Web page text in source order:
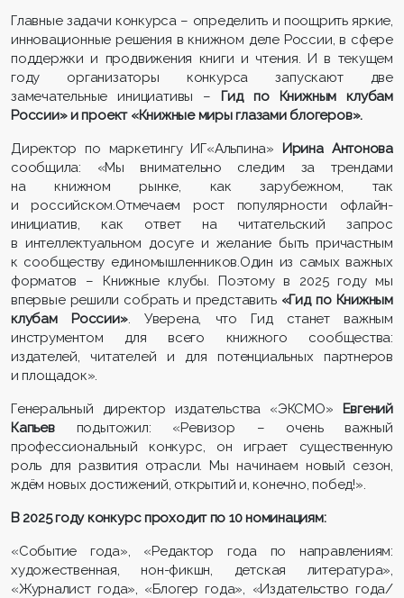
Главные задачи конкурса – определить и поощрить яркие,
инновационные решения в книжном деле России, в сфере
поддержки и продвижения книги и чтения. И в текущем
году организаторы конкурса запускают две
замечательные инициативы – Гид по Книжным клубам
России» и проект «Книжные миры глазами блогеров».
Директор по маркетингу ИГ«Альпина» Ирина Антонова
сообщила: «Мы внимательно следим за трендами
на книжном рынке, как зарубежном, так
и российском.Отмечаем рост популярности офлайн-
инициатив, как ответ на читательский запрос
в интеллектуальном досуге и желание быть причастным
к сообществу единомышленников.Один из самых важных
форматов – Книжные клубы. Поэтому в 2025 году мы
впервые решили собрать и представить «Гид по Книжным
клубам России». Уверена, что Гид станет важным
инструментом для всего книжного сообщества:
издателей, читателей и для потенциальных партнеров
и площадок».
Генеральный директор издательства «ЭКСМО» Евгений
Капьев подытожил: «Ревизор – очень важный
профессиональный конкурс, он играет существенную
роль для развития отрасли. Мы начинаем новый сезон,
ждём новых достижений, открытий и, конечно, побед!».
В 2025 году конкурс проходит по 10 номинациям:
«Событие года», «Редактор года по направлениям:
художественная, нон-фикшн, детская литература»,
«Журналист года», «Блогер года», «Издательство года/